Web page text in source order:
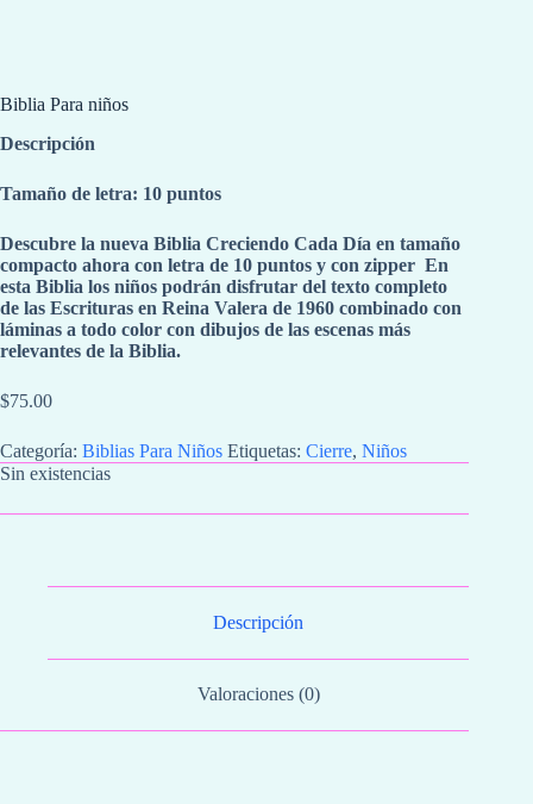
Biblia Para niños
Descripción
Tamaño de letra: 10 puntos
Descubre la nueva Biblia Creciendo Cada Día en tamaño
compacto ahora con letra de 10 puntos y con zipper En
esta Biblia los niños podrán disfrutar del texto completo
de las Escrituras en Reina Valera de 1960 combinado con
láminas a todo color con dibujos de las escenas más
relevantes de la Biblia.
$75.00
Categoría: Biblias Para Niños Etiquetas: Cierre, Niños
Sin existencias
Descripción
Valoraciones (0)